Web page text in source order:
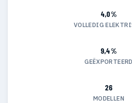
4,0%
VOLLEDIG
9,4%
GEËXPORTEERD
26
MODELLEN